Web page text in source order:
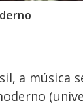
a música